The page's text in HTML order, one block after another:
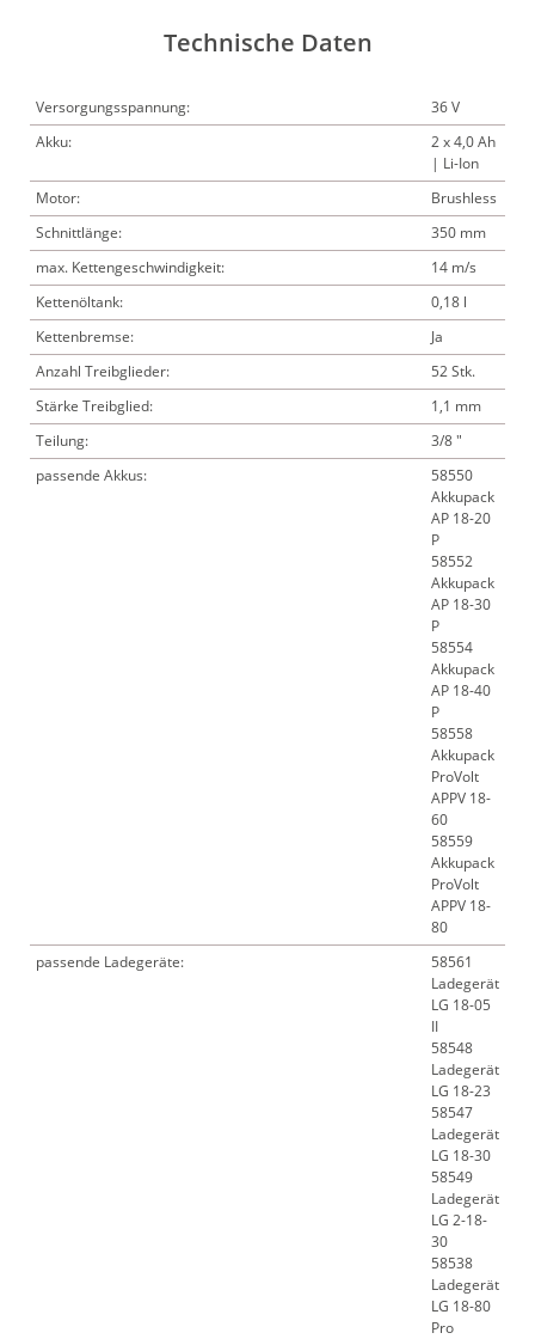
Technische Daten
Versorgungsspannung:
36 V
Akku:
2 x 4,0 Ah
| Li-Ion
Motor:
Brushless
Schnittlänge:
350 mm
max. Kettengeschwindigkeit:
14 m/s
Kettenöltank:
0,18 l
Kettenbremse:
Ja
Anzahl Treibglieder:
52 Stk.
Stärke Treibglied:
1,1 mm
Teilung:
3/8 "
passende Akkus:
58550
Akkupack
AP 18-20
P
58552
Akkupack
AP 18-30
P
58554
Akkupack
AP 18-40
P
58558
Akkupack
ProVolt
APPV 18-
60
58559
Akkupack
ProVolt
APPV 18-
80
passende Ladegeräte:
58561
Ladegerät
LG 18-05
II
58548
Ladegerät
LG 18-23
58547
Ladegerät
LG 18-30
58549
Ladegerät
LG 2-18-
30
58538
Ladegerät
LG 18-80
Pro